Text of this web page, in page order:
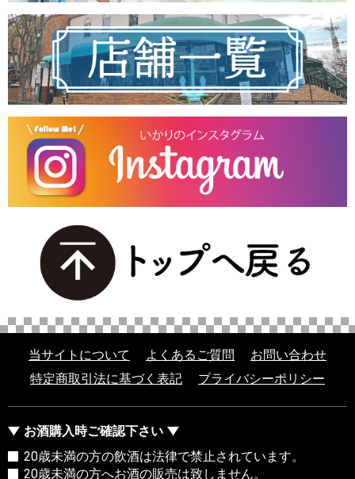
当サイトについて よくあるご質問
お問い合わせ
特定商取引法に基づく表記
プライバシーポリシー
お酒購入時ご確認下さい
20歳未満の方の飲酒は法律で禁止されています。
20歳未満の方へお酒の販売は致しません。